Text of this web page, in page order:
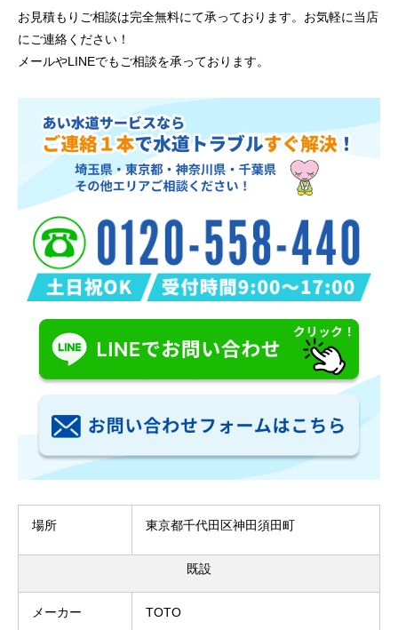
お見積もりご相談は完全無料にて承っております。お気軽に当店
にご連絡ください！
メールやLINEでもご相談を承っております。
場所 東京都千代田区神田須田町
既設
メーカー TOTO